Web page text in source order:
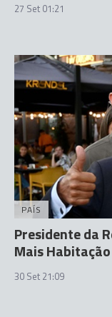
27 Set 01:21
PAÍS
Presidente da
Mais Habitação
30 Set 21:09